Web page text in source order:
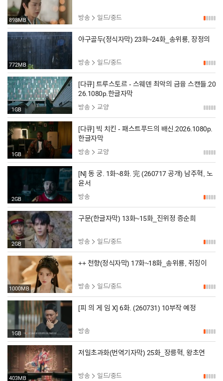
898MB 방송 일드/중드
772MB
야구골두(정식자막) 23화~24화_송위룡, 장정의
방송 일드/중드
1GB
[다큐] 트루스토르 - 스웨덴 최악의 금융 스캔들.20
26.1080p.한글자막
방송 교양
1GB
[다큐] 빅 치킨 - 패스트푸드의 배신.2026.1080p.
한글자막
방송 교양
2GB
[N] 동 궁. 1화~8화. 完 (260717 공개) 남주혁, 노
윤서
방송
2GB
구문(한글자막) 13화~15화_진위정 증순희
방송 일드/중드
1000MB
++ 천향(정식자막) 17화~18화_송위룡, 쥐징이
방송 일드/중드
1GB
[피 의 게 임 X] 6화. (260731) 10부작 예정
방송
403MB
저일초과화(번역기자막) 25화_장릉혁, 왕초연
방송 일드/중드